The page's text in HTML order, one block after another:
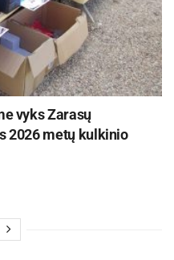
vyks Zarasų
2026 metų kulkinio